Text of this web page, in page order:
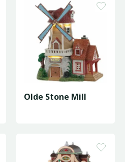
Olde Stone Mill